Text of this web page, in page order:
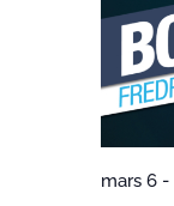
mars 6 -